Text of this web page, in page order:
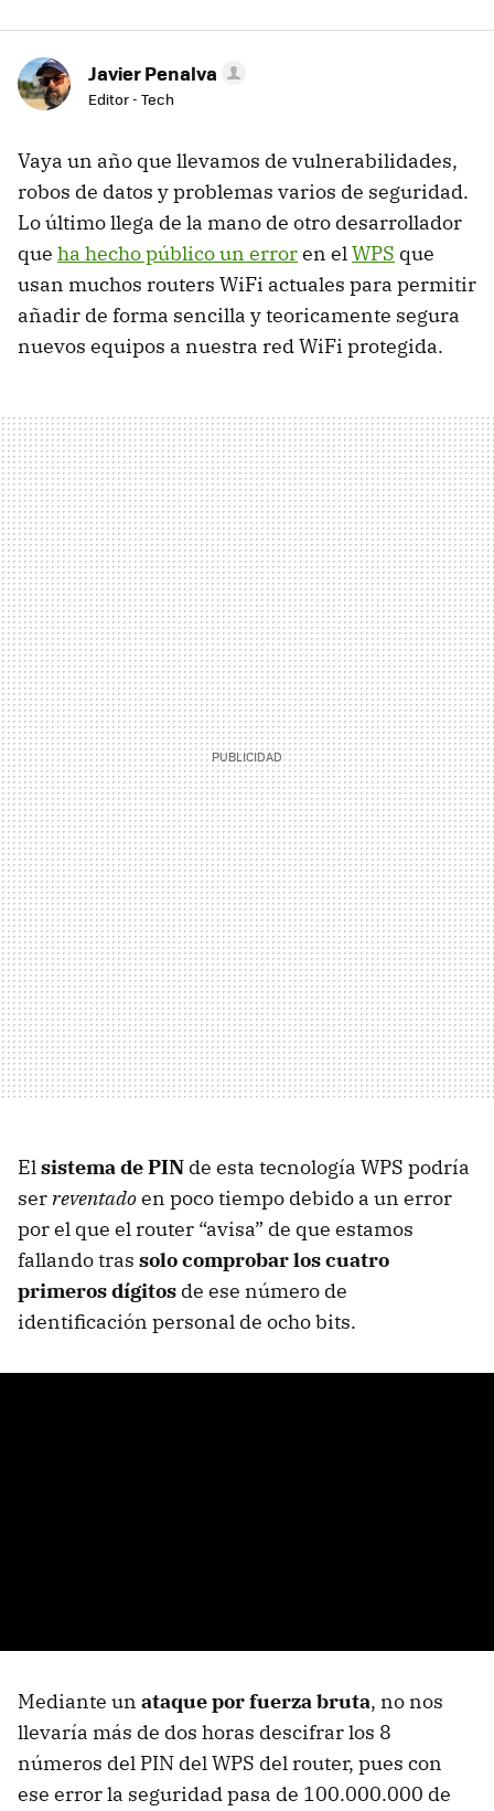
Javier Penalva
Editor - Tech
Vaya un año que llevamos de vulnerabilidades,
robos de datos y problemas varios de seguridad.
Lo último llega de la mano de otro desarrollador
que ha hecho público un erroren elWPS que
usan muchos routers WiFi actuales para permitir
añadir de forma sencilla y teoricamente segura
nuevos equipos a nuestra red WiFi protegida.
Elsistema de PIN de esta tecnología WPS podría
serreventadoen poco tiempo debido a un error
por el que el router “avisa” de que estamos
fallando tras solo comprobar los cuatro
primeros dígitos de ese número de
identificación personal de ocho bits.
Mediante un ataque por fuerza bruta, no nos
llevaría más de dos horas descifrar los 8
números del PIN delWPS del router, pues con
ese error la seguridad pasa de 100.000.000 de